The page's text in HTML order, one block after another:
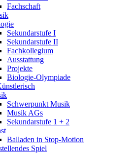
Fachschaft
Sekundarstufe I
Sekundarstufe II
Fachkollegium
Ausstattung
Projekte
Biologie-Olympiade
Schwerpunkt Musik
Musik AGs
Sekundarstufe 1 + 2
Balladen in Stop-Motion
Spiel